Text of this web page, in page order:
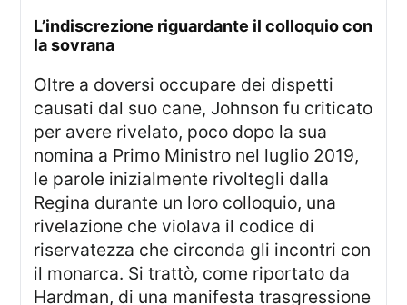
l’indiscrezione riguardante il colloquio con
la sovrana
Oltre a doversi occupare dei dispetti
causati dal suo cane, Johnson fu criticato
per avere rivelato, poco dopo la sua
nomina a Primo Ministro nel luglio 2019,
le parole inizialmente rivoltegli dalla
Regina durante un loro colloquio, una
rivelazione che violava il codice di
riservatezza che circonda gli incontri con
il monarca. Si trattò, come riportato da
Hardman, di una manifesta trasgressione